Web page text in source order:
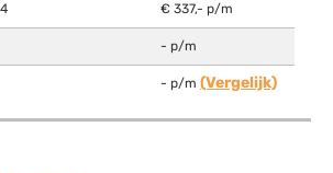
€ 337,- p/m
- p/m
- p/m (Vergelijk)